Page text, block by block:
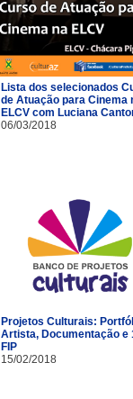
Lista dos selecionados
de Atuação para Cinema
ELCV com Luciana
06/03/2018
Projetos Culturais:
Artista, Documentação e
FIP
15/02/2018